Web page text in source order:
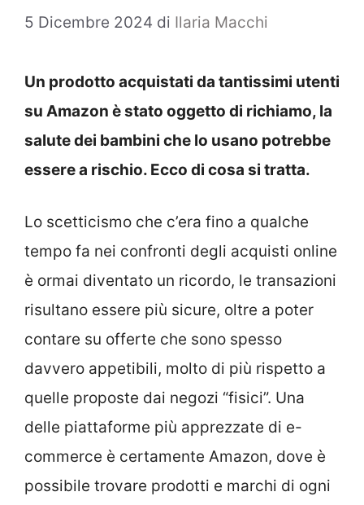
5 Dicembre 2024 di Ilaria Macchi
Un prodotto acquistati da tantissimi utenti
su Amazon è stato oggetto di richiamo, la
salute dei bambini che lo usano potrebbe
essere a rischio. Ecco di cosa si tratta.
Lo scetticismo che c’era fino a qualche
tempo fa nei confronti degli acquisti online
è ormai diventato un ricordo, le transazioni
risultano essere più sicure, oltre a poter
contare su offerte che sono spesso
davvero appetibili, molto di più rispetto a
quelle proposte dai negozi “fisici”. Una
delle piattaforme più apprezzate di e-
commerce è certamente Amazon, dove è
possibile trovare prodotti e marchi di ogni